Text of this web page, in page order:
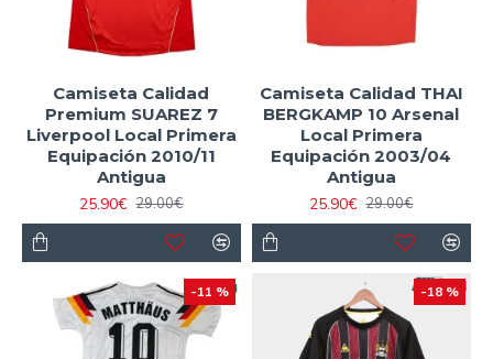
Camiseta Calidad
Premium SUAREZ 7
Liverpool Local Primera
Equipación 2010/11
Antigua
25.90€ 29.00€
Camiseta Calidad THAI
BERGKAMP 10 Arsenal
Local Primera
Equipación 2003/04
Antigua
25.90€ 29.00€
-11 % -18 %